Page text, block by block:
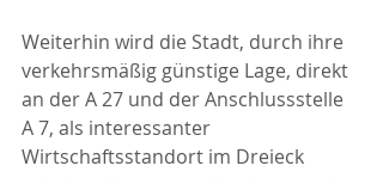
Weiterhin wird die Stadt, durch ihre
verkehrsmäßig günstige Lage, direkt
an der A 27 und der Anschlussstelle
A 7, als interessanter
Wirtschaftsstandort im Dreieck